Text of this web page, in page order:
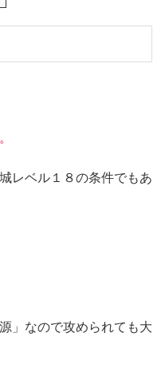
レベル１８の条件でもあ
」なので攻められても大